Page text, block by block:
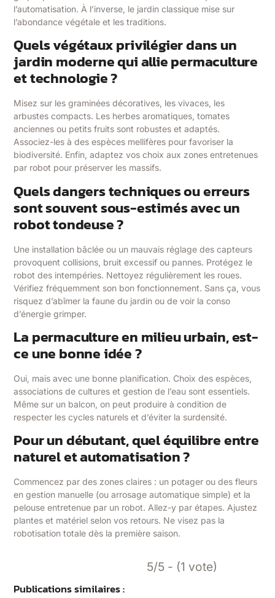
l’automatisation. À l’inverse, le jardin classique mise sur
l’abondance végétale et les traditions.
Quels végétaux privilégier dans un
jardin moderne qui allie permaculture
et technologie ?
Misez sur les graminées décoratives, les vivaces, les
arbustes compacts. Les herbes aromatiques, tomates
anciennes ou petits fruits sont robustes et adaptés.
Associez-les à des espèces mellifères pour favoriser la
biodiversité. Enfin, adaptez vos choix aux zones entretenues
par robot pour préserver les massifs.
Quels dangers techniques ou erreurs
sont souvent sous-estimés avec un
robot tondeuse ?
Une installation bâclée ou un mauvais réglage des capteurs
provoquent collisions, bruit excessif ou pannes. Protégez le
robot des intempéries. Nettoyez régulièrement les roues.
Vérifiez fréquemment son bon fonctionnement. Sans ça, vous
risquez d’abîmer la faune du jardin ou de voir la conso
d’énergie grimper.
La permaculture en milieu urbain, est-
ce une bonne idée ?
Oui, mais avec une bonne planification. Choix des espèces,
associations de cultures et gestion de l’eau sont essentiels.
Même sur un balcon, on peut produire à condition de
respecter les cycles naturels et d’éviter la surdensité.
Pour un débutant, quel équilibre entre
naturel et automatisation ?
Commencez par des zones claires : un potager ou des fleurs
en gestion manuelle (ou arrosage automatique simple) et la
pelouse entretenue par un robot. Allez-y par étapes. Ajustez
plantes et matériel selon vos retours. Ne visez pas la
robotisation totale dès la première saison.
5/5 - (1 vote)
Publications similaires :